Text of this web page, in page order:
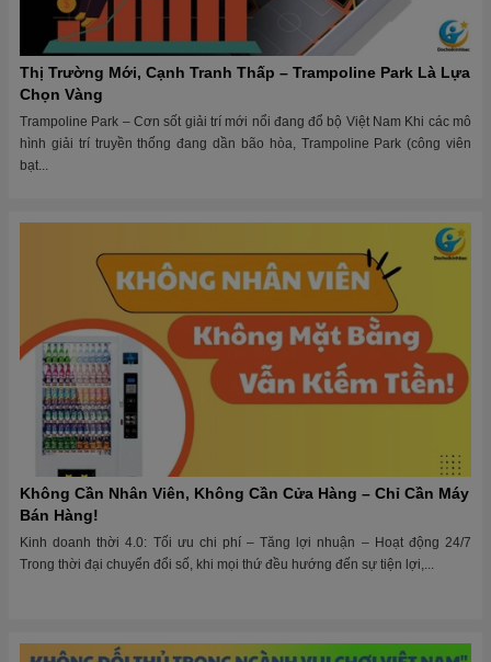
Thị Trường Mới, Cạnh Tranh Thấp – Trampoline Park Là Lựa
Chọn Vàng
Trampoline Park – Cơn sốt giải trí mới nổi đang đổ bộ Việt Nam Khi các mô
hình giải trí truyền thống đang dần bão hòa, Trampoline Park (công viên
bạt...
Không Cần Nhân Viên, Không Cần Cửa Hàng – Chỉ Cần Máy
Bán Hàng!
Kinh doanh thời 4.0: Tối ưu chi phí – Tăng lợi nhuận – Hoạt động 24/7
Trong thời đại chuyển đổi số, khi mọi thứ đều hướng đến sự tiện lợi,...